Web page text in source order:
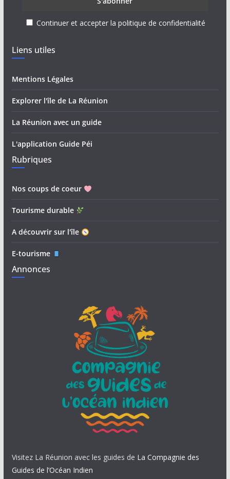
Continuer et accepter la politique de confidentialité
Liens utiles
Mentions Légales
Explorer l'île de La Réunion
La Réunion avec un guide
L'application Guide Péi
Rubriques
Nos coups de coeur
Tourisme durable
A découvrir sur l'île
E-tourisme
Annonces
Visitez La Réunion avec les guides de La Compagnie des
Guides de l’Océan Indien